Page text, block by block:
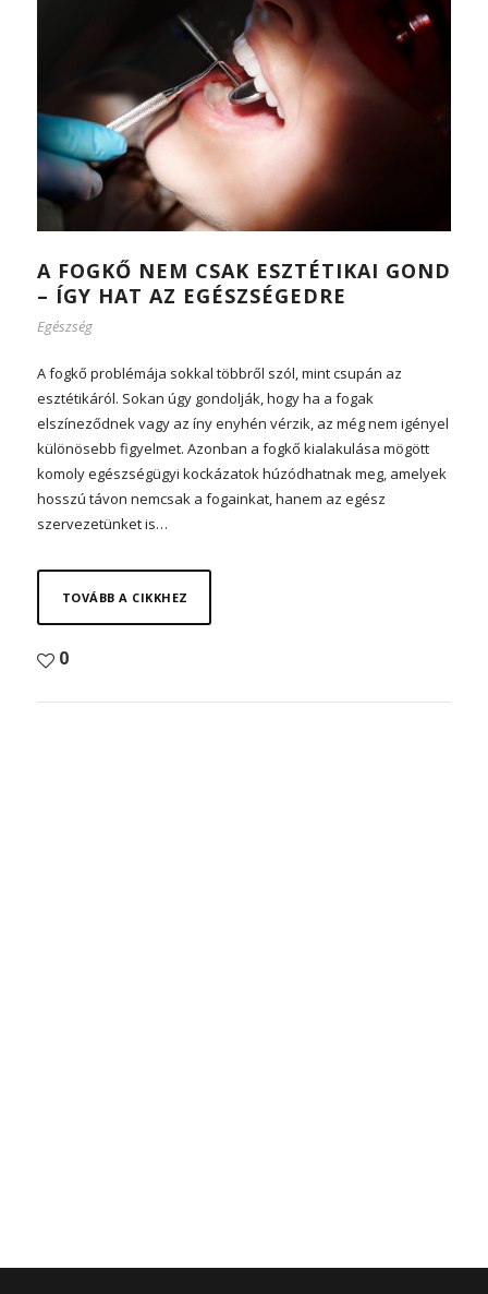
A FOGKŐ NEM CSAK ESZTÉTIKAI GOND
– ÍGY HAT AZ EGÉSZSÉGEDRE
Egészség
A fogkő problémája sokkal többről szól, mint csupán az
esztétikáról. Sokan úgy gondolják, hogy ha a fogak
elszíneződnek vagy az íny enyhén vérzik, az még nem igényel
különösebb figyelmet. Azonban a fogkő kialakulása mögött
komoly egészségügyi kockázatok húzódhatnak meg, amelyek
hosszú távon nemcsak a fogainkat, hanem az egész
szervezetünket is…
TOVÁBB A CIKKHEZ
0